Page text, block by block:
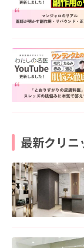
最新クリニ